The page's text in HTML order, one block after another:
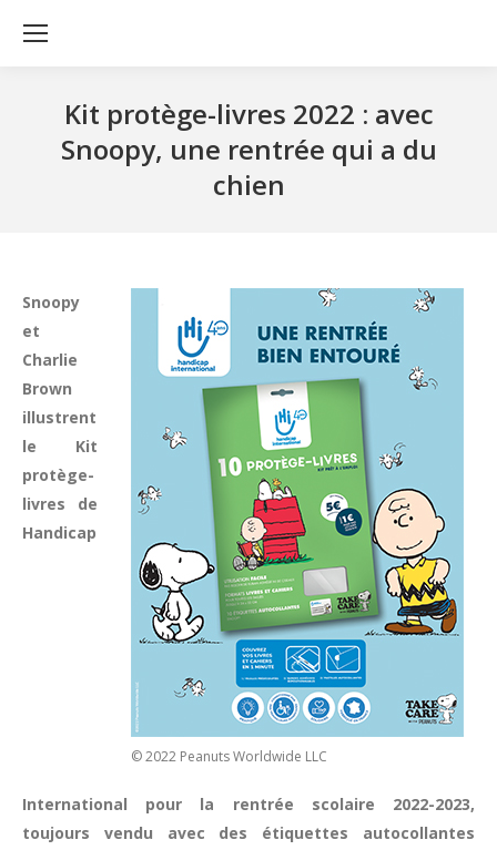
Kit protège-livres 2022 : avec
Snoopy, une rentrée qui a du
chien
© 2022 Peanuts Worldwide LLC
Snoopy
et
Charlie
Brown
illustrent
le Kit
protège-
livres de
Handicap
International pour la rentrée scolaire 2022-2023,
toujours vendu avec des étiquettes autocollantes